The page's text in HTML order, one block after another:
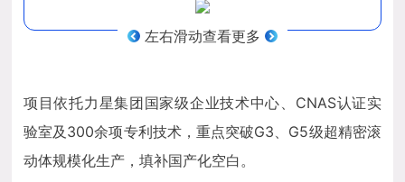
左右滑动查看更多
项目依托力星集团国家级企业技术中心、CNAS认证实
验室及300余项专利技术，重点突破G3、G5级超精密滚
动体规模化生产，填补国产化空白。